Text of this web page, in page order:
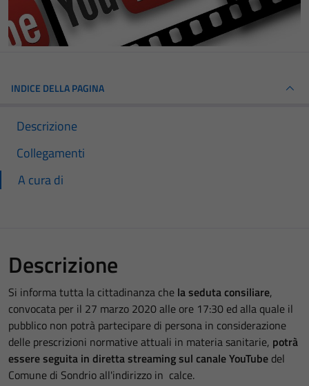
INDICE DELLA PAGINA
Descrizione
Collegamenti
A cura di
Descrizione
Si informa tutta la cittadinanza che la seduta consiliare,
convocata per il 27 marzo 2020 alle ore 17:30 ed alla quale il
pubblico non potrà partecipare di persona in considerazione
delle prescrizioni normative attuali in materia sanitarie, potrà
essere seguita in diretta streaming sul canale YouTube del
Comune di Sondrio all'indirizzo in calce.